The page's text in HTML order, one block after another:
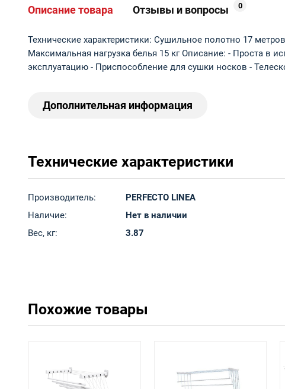
Описание товара Отзывы и вопросы 0
Технические характеристики: Сушильное полотно 17
Максимальная нагрузка белья 15 кг Описание: - Проста в
эксплуатацию - Приспособление для сушки носков -
Дополнительная информация
Технические характеристики
Производитель:
PERFECTO LINEA
Наличие:
Нет в наличии
Вес, кг:
3.87
Похожие товары